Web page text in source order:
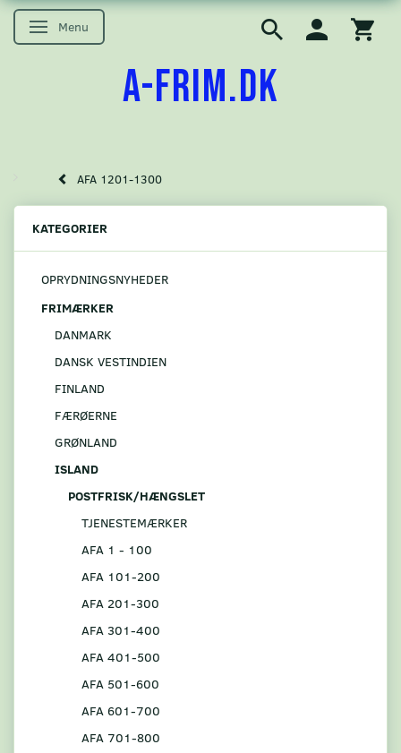
Skifte navigation
Menu
A-FRIM.DK
AFA 1201-1300
KATEGORIER
OPRYDNINGSNYHEDER
FRIMÆRKER
DANMARK
DANSK VESTINDIEN
FINLAND
FÆRØERNE
GRØNLAND
ISLAND
POSTFRISK/HÆNGSLET
TJENESTEMÆRKER
AFA 1 - 100
AFA 101-200
AFA 201-300
AFA 301-400
AFA 401-500
AFA 501-600
AFA 601-700
AFA 701-800